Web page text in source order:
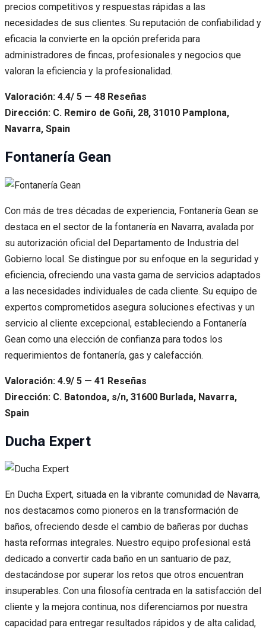
precios competitivos y respuestas rápidas a las
necesidades de sus clientes. Su reputación de confiabilidad y
eficacia la convierte en la opción preferida para
administradores de fincas, profesionales y negocios que
valoran la eficiencia y la profesionalidad.
Valoración: 4.4/ 5 — 48 Reseñas
Dirección: C. Remiro de Goñi, 28, 31010 Pamplona,
Navarra, Spain
Fontanería Gean
Con más de tres décadas de experiencia, Fontanería Gean se
destaca en el sector de la fontanería en Navarra, avalada por
su autorización oficial del Departamento de Industria del
Gobierno local. Se distingue por su enfoque en la seguridad y
eficiencia, ofreciendo una vasta gama de servicios adaptados
a las necesidades individuales de cada cliente. Su equipo de
expertos comprometidos asegura soluciones efectivas y un
servicio al cliente excepcional, estableciendo a Fontanería
Gean como una elección de confianza para todos los
requerimientos de fontanería, gas y calefacción.
Valoración: 4.9/ 5 — 41 Reseñas
Dirección: C. Batondoa, s/n, 31600 Burlada, Navarra,
Spain
Ducha Expert
En Ducha Expert, situada en la vibrante comunidad de Navarra,
nos destacamos como pioneros en la transformación de
baños, ofreciendo desde el cambio de bañeras por duchas
hasta reformas integrales. Nuestro equipo profesional está
dedicado a convertir cada baño en un santuario de paz,
destacándose por superar los retos que otros encuentran
insuperables. Con una filosofía centrada en la satisfacción del
cliente y la mejora continua, nos diferenciamos por nuestra
capacidad para entregar resultados rápidos y de alta calidad,